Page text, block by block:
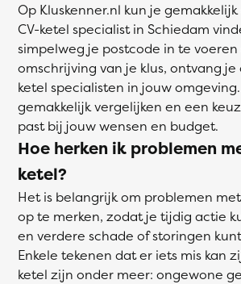
Op Kluskenner.nl kun je
CV-ketel specialist in Schiedam
simpelweg je postcode in te voeren
omschrijving van je klus, ontvang je
ketel specialisten in jouw
gemakkelijk vergelijken en een
past bij jouw wensen en budget.
Hoe herken ik problemen
ketel?
Het is belangrijk om problemen
op te merken, zodat je tijdig actie
en verdere schade of storingen
Enkele tekenen dat er iets mis kan
ketel zijn onder meer: ongewone